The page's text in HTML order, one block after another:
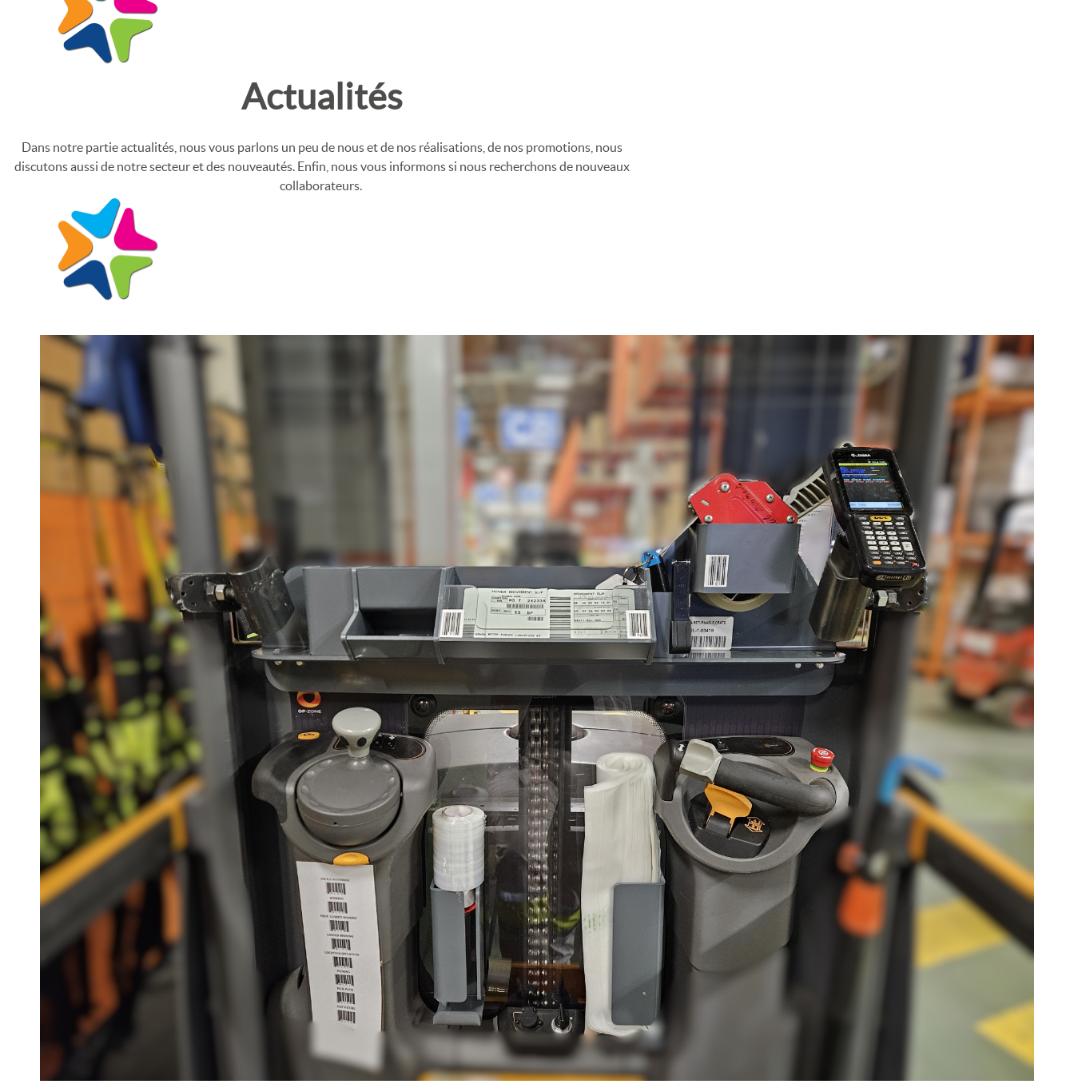
Actualités
Dans notre partie actualités, nous vous parlons un peu de nous et de nos réalisations, de nos promotions, nous
discutons aussi de notre secteur et des nouveautés. Enfin, nous vous informons si nous recherchons de nouveaux
collaborateurs.